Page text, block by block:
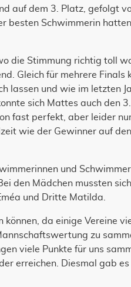
auf dem 3. Platz, gefolgt
Schwimmerin
die Stimmung richtig toll
Gleich für mehrere Finals
lassen und wie im letzten
sich Mattes auch den
fast perfekt, aber leider
wie der Gewinner auf
und
den Mädchen mussten
und Dritte Matilda.
da einige Vereine
zu
viele Punkte für uns
erreichen. Diesmal gab